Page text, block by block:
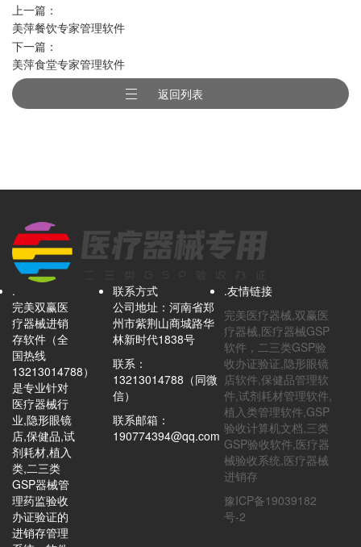
上一篇：
美萍餐饮专家管理软件
下一篇：
美萍食堂专家管理软件
返回列表
.
完美双赢医
疗器械进销
存软件（全
国热线
13213014788）
是专业针对
医疗器械行
业,隐形眼镜
店,保健品,试
剂耗材,植入
类,二三类
GSP器械管
理药监验收
办证验证的
进销存管理
联系方式
公司地址：河南省郑
州市紫荆山商城路华
林新时代1838号
联系：
13213014788（同微
信）
联系邮箱：
190774394@qq.com
.友情链接
完美医疗器械,双赢医
疗器械,医疗器械GSP
软件，二三类GSP验
收办证验证,隐形眼镜
店软件,保健品管理软
件,试剂耗材管理软件,
植入类管理软件,GSP
验收计算机文档,三类
GSP验收软件,医疗器
械验收系统,医疗器械
进销存
豫ICP备19039182
号-2